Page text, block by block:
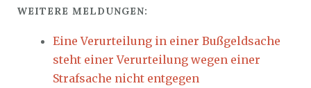
WEITERE MELDUNGEN:
Eine Verurteilung in einer Bußgeldsache
steht einer Verurteilung wegen einer
Strafsache nicht entgegen